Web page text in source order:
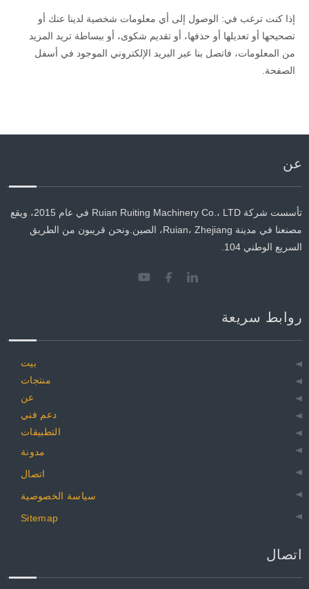
إذا كنت ترغب في: الوصول إلى أي معلومات شخصية لدينا عنك أو
تصحيحها أو تعديلها أو حذفها، أو تقديم شكوى، أو ببساطة تريد المزيد
من المعلومات، فاتصل بنا عبر البريد الإلكتروني الموجود في أسفل
الصفحة.
عن
تأسست شركة Ruian Ruiting Machinery Co.، LTD في عام 2015، ويقع
مصنعنا في مدينة Ruian، Zhejiang، الصين.ونحن قريبون من الطريق
السريع الوطني 104.
روابط سريعة
بيت
منتجات
عن
دعم فني
التطبيقات
مدونة
اتصال
سياسة الخصوصية
Sitemap
اتصال